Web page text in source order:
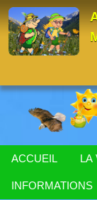
ACCUEIL LA
INFORMATIONS
Panneau de